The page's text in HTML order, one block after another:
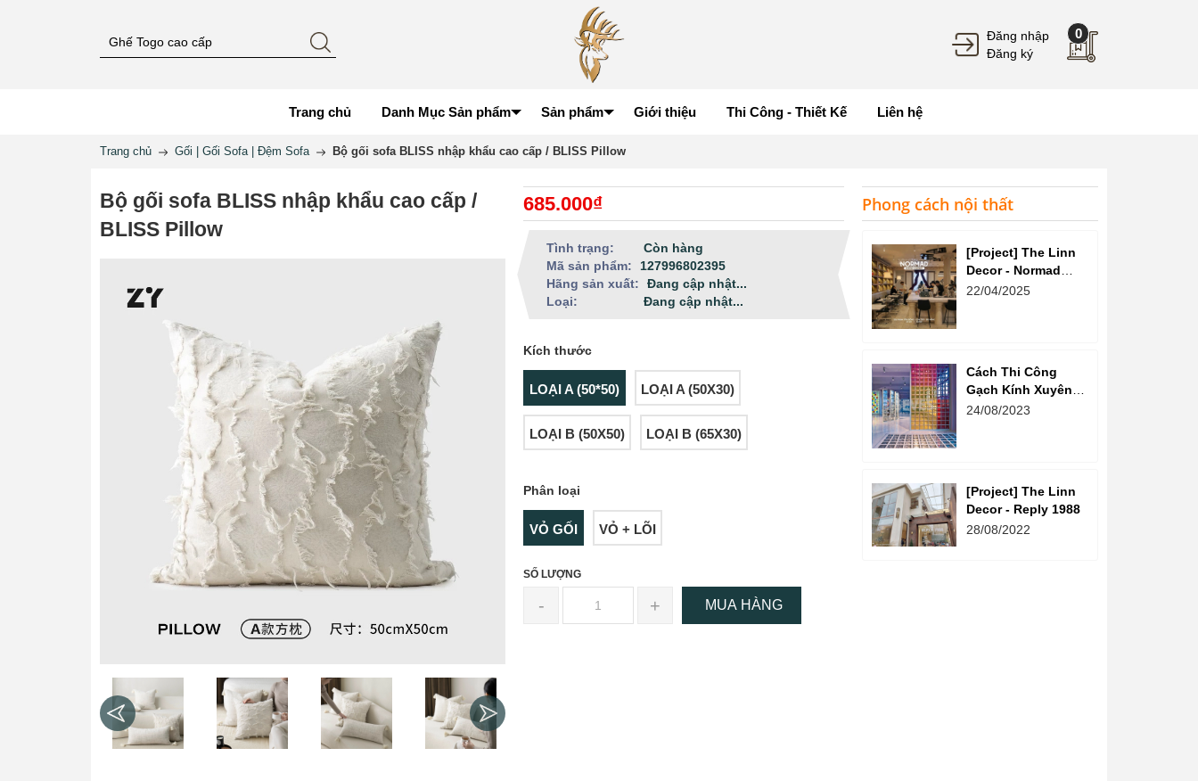
Đăng nhập
Đăng ký
0
Trang chủ Danh Mục Sản phẩm Sản phẩm Giới thiệu Thi Công - Thiết Kế Liên hệ
Trang chủ Gối | Gối Sofa | Đệm Sofa Bộ gối sofa BLISS nhập khẩu cao cấp / BLISS Pillow
Bộ gối sofa BLISS nhập khẩu cao cấp /
BLISS Pillow
685.000₫
Tình trạng:
Còn hàng
Mã sản phẩm:
127996802395
Hãng sản xuất:
Đang cập nhật...
Loại:
Đang cập nhật...
Kích thước
LOẠI A (50*50) LOẠI A (50X30)
LOẠI B (50X50) LOẠI B (65X30)
Phân loại
VỎ GỐI VỎ + LÕI
SỐ LƯỢNG
- + MUA HÀNG
Phong cách nội thất
[Project] The Linn
Decor - Normad
Coffee
22/04/2025
Cách Thi Công
Gạch Kính Xuyên
Sáng - The Linn
24/08/2023
[Project] The Linn
Decor - Reply 1988
28/08/2022